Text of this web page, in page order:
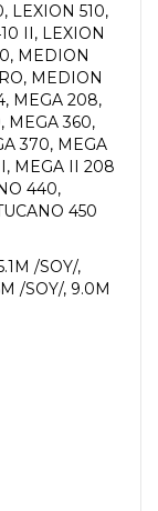
LEXION 510,
II, LEXION
MEDION
MEDION
MEGA 208,
MEGA 360,
370, MEGA
MEGA II 208
440,
450
/SOY/,
/SOY/, 9.0M